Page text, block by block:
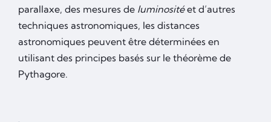
parallaxe, des mesures de luminositéet d’autres
techniques astronomiques, les distances
astronomiques peuvent être déterminées en
utilisant des principes basés sur le théorème de
Pythagore.